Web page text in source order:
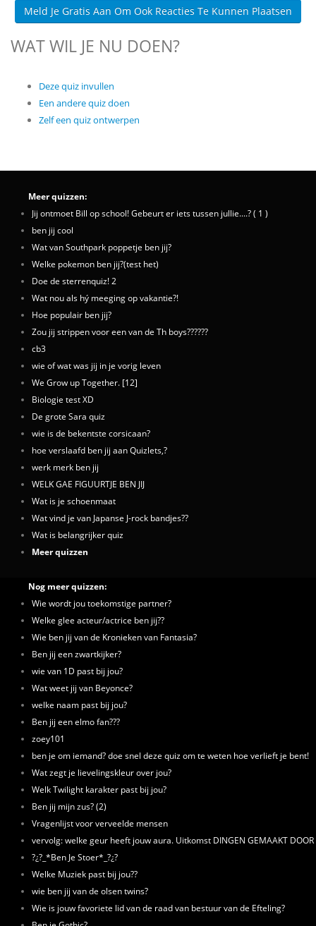
Meld Je Gratis Aan Om Ook Reacties Te Kunnen Plaatsen
WAT WIL JE NU DOEN?
Deze quiz invullen
Een andere quiz doen
Zelf een quiz ontwerpen
Meer quizzen:
Jij ontmoet Bill op school! Gebeurt er iets tussen jullie....? ( 1 )
ben jij cool
Wat van Southpark poppetje ben jij?
Welke pokemon ben jij?(test het)
Doe de sterrenquiz! 2
Wat nou als hý meeging op vakantie?!
Hoe populair ben jij?
Zou jij strippen voor een van de Th boys??????
cb3
wie of wat was jij in je vorig leven
We Grow up Together. [12]
Biologie test XD
De grote Sara quiz
wie is de bekentste corsicaan?
hoe verslaafd ben jij aan Quizlets,?
werk merk ben jij
WELK GAE FIGUURTJE BEN JIJ
Wat is je schoenmaat
Wat vind je van Japanse J-rock bandjes??
Wat is belangrijker quiz
Meer quizzen
Nog meer quizzen:
Wie wordt jou toekomstige partner?
Welke glee acteur/actrice ben jij??
Wie ben jij van de Kronieken van Fantasia?
Ben jij een zwartkijker?
wie van 1D past bij jou?
Wat weet jij van Beyonce?
welke naam past bij jou?
Ben jij een elmo fan???
zoey101
ben je om iemand? doe snel deze quiz om te weten hoe verlieft je bent!
Wat zegt je lievelingskleur over jou?
Welk Twilight karakter past bij jou?
Ben jij mijn zus? (2)
Vragenlijst voor verveelde mensen
vervolg: welke geur heeft jouw aura. Uitkomst DINGEN GEMAAKT DOOR
?¿?_*Ben Je Stoer*_?¿?
Welke Muziek past bij jou??
wie ben jij van de olsen twins?
Wie is jouw favoriete lid van de raad van bestuur van de Efteling?